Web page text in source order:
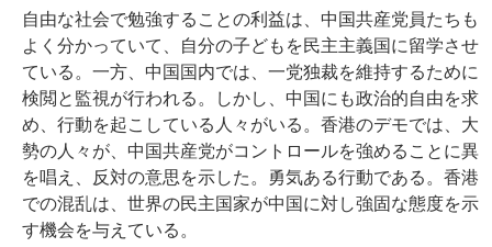
自由な社会で勉強することの利益は、中国共産党員たちも
よく分かっていて、自分の子どもを民主主義国に留学させ
ている。一方、中国国内では、一党独裁を維持するために
検閲と監視が行われる。しかし、中国にも政治的自由を求
め、行動を起こしている人々がいる。香港のデモでは、大
勢の人々が、中国共産党がコントロールを強めることに異
を唱え、反対の意思を示した。勇気ある行動である。香港
での混乱は、世界の民主国家が中国に対し強固な態度を示
す機会を与えている。